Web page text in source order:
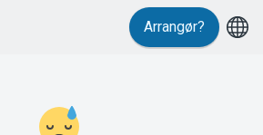
Arrangør?